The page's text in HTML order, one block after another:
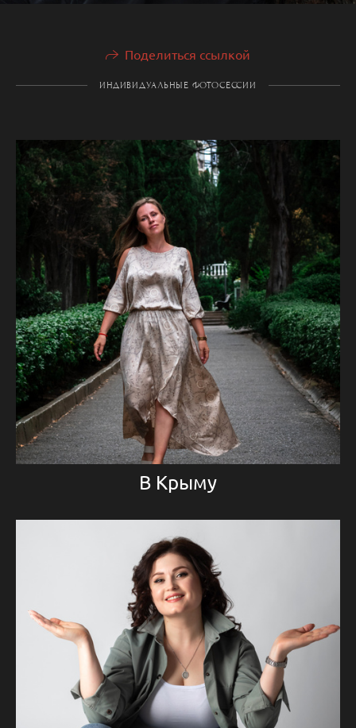
Поделиться ссылкой
ИНДИВИДУАЛЬНЫЕ ФОТОСЕССИИ
В Крыму